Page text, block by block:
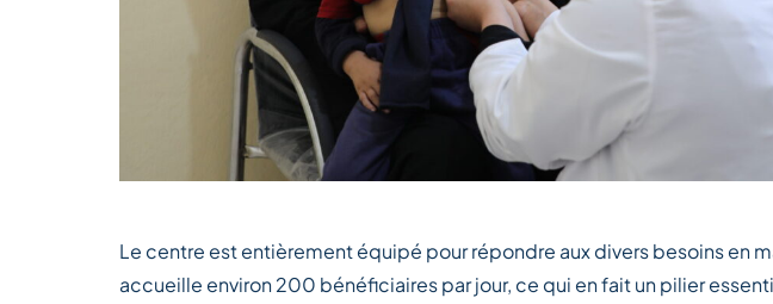
Le centre est entièrement équipé pour répondre aux divers besoins en
accueille environ 200 bénéficiaires par jour, ce qui en fait un pilier